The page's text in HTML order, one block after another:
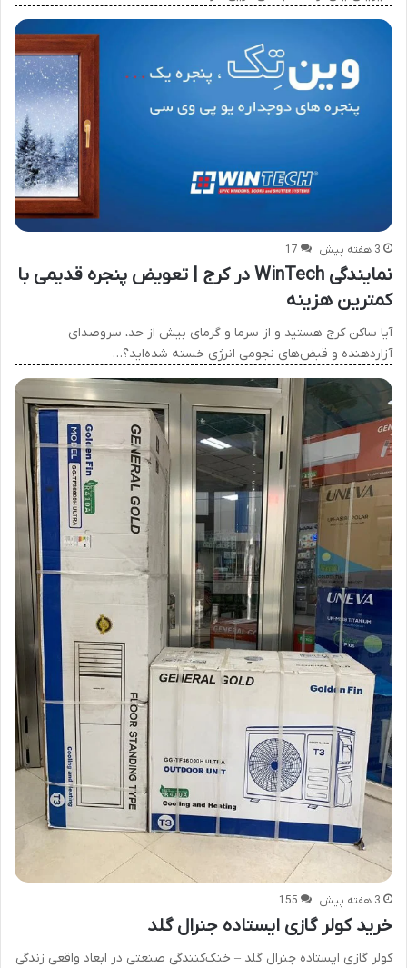
3 هفته پیش 17
نمایندگی WinTech در کرج | تعویض پنجره قدیمی با
کمترین هزینه
آیا ساکن کرج هستید و از سرما و گرمای بیش از حد، سروصدای
آزاردهنده و قبض‌های نجومی انرژی خسته شده‌اید؟…
3 هفته پیش 155
خرید کولر گازی ایستاده جنرال گلد
کولر گازی ایستاده جنرال گلد – خنک‌کنندگی صنعتی در ابعاد واقعی زندگی